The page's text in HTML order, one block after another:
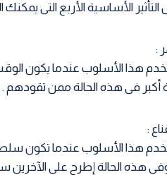
الأساسية الأربع التى يمكنك
هذا الأسلوب عندما يكون الوقت
فى هذه الحالة ممن تقودهم .
هذا الأسلوب عندما تكون
هذه الحالة إطرح على